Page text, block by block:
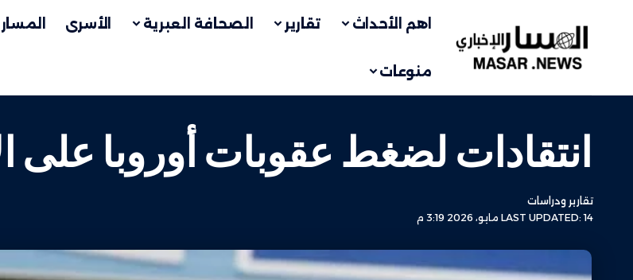
اهم الأحداث تقارير الصحافة العبرية الأسرى المسار
منوعات
انتقادات لضغط عقوبات أوروبا على
LAST UPDATED: 14 مايو، 2026 3:19 م
تقارير ودراسات